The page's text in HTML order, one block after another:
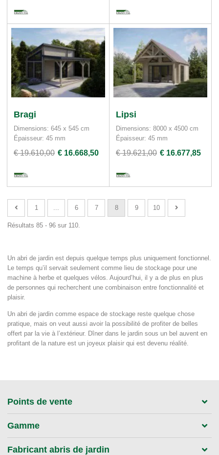
Bragi
Dimensions: 645 x 545 cm
Épaisseur: 45 mm
€ 19.610,00 € 16.668,50
Lipsi
Dimensions: 8000 x 4500 cm
Épaisseur: 45 mm
€ 19.621,00 € 16.677,85
1 6 7 8 9 10
Résultats 85 - 96 sur 110.
Un abri de jardin est depuis quelque temps plus uniquement fonctionnel.
Le temps qu’il servait seulement comme lieu de stockage pour une
machine à herbe et quelques vélos. Aujourd’hui, il y a de plus en plus
de personnes qui recherchent une combinaison entre fonctionnalité et
plaisir.
Un abri de jardin comme espace de stockage reste quelque chose
pratique, mais on veut aussi avoir la possibilité de profiter de belles
offert par la vie à l’extérieur. Dîner dans le jardin sous un bel auvent en
profitant de la nature est un joyeux plaisir qui est devenu réalité.
Points de vente
Gamme
Fabricant abris de jardin